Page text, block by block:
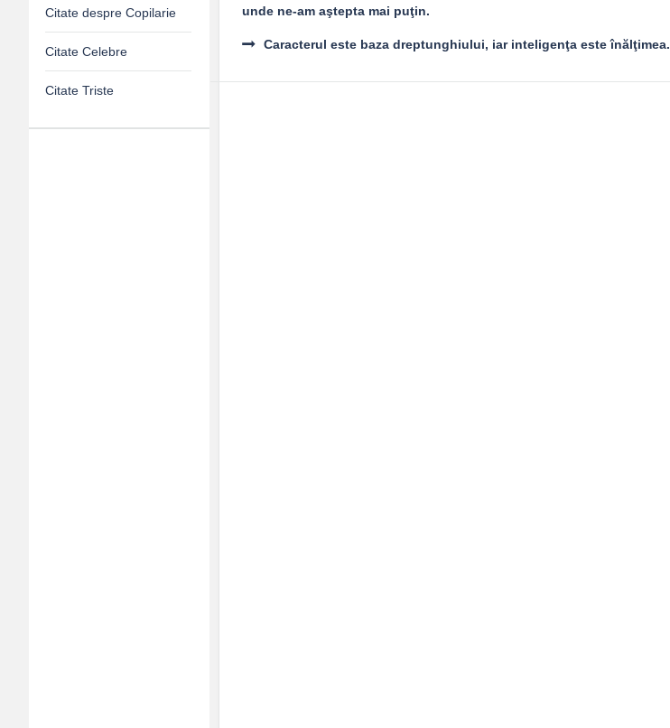
unde ne-am aştepta mai puţin.
Caracterul este baza dreptunghiului, iar inteligenţa este înălţimea.
Citate despre Copilarie
Citate Celebre
Citate Triste